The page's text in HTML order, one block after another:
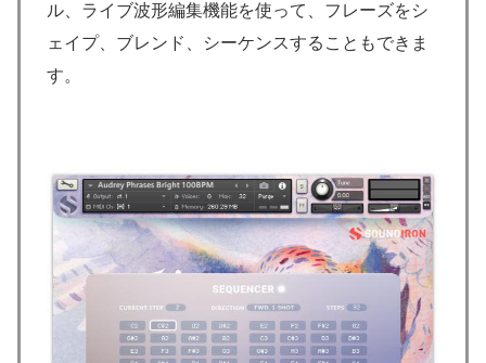
ル、ライブ波形編集機能を使って、フレーズをシ
ェイプ、ブレンド、シーケンスすることもできま
す。